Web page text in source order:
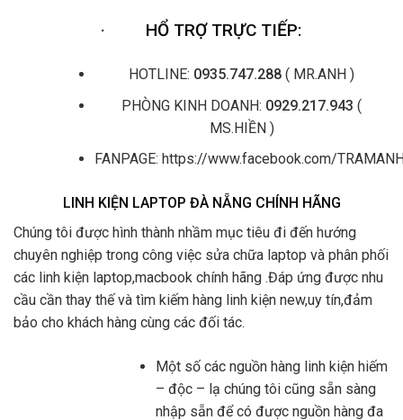
· HỔ TRỢ TRỰC TIẾP:
HOTLINE: 0935.747.288 ( MR.ANH )
PHÒNG KINH DOANH: 0929.217.943 (
MS.HIỀN )
FANPAGE: https://www.facebook.com/
LINH KIỆN LAPTOP ĐÀ NẴNG CHÍNH HÃNG
Chúng tôi được hình thành nhầm mục tiêu đi đến hướng
chuyên nghiệp trong công việc sửa chữa laptop và phân phối
các linh kiện laptop,macbook chính hãng .Đáp ứng được nhu
cầu cần thay thế và tìm kiếm hàng linh kiện new,uy tín,đảm
bảo cho khách hàng cùng các đối tác.
Một số các nguồn hàng linh kiện hiếm
– độc – lạ chúng tôi cũng sẵn sàng
nhập sẵn để có được nguồn hàng đa